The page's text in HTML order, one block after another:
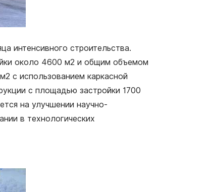
интенсивного строительства.
около 4600 м2 и общим объемом
с использованием каркасной
с площадью застройки 1700
на улучшении научно-
в технологических